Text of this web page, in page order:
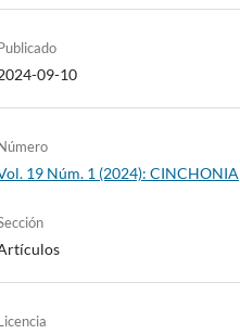
09-10
19 Núm. 1 (2024): CINCHONIA